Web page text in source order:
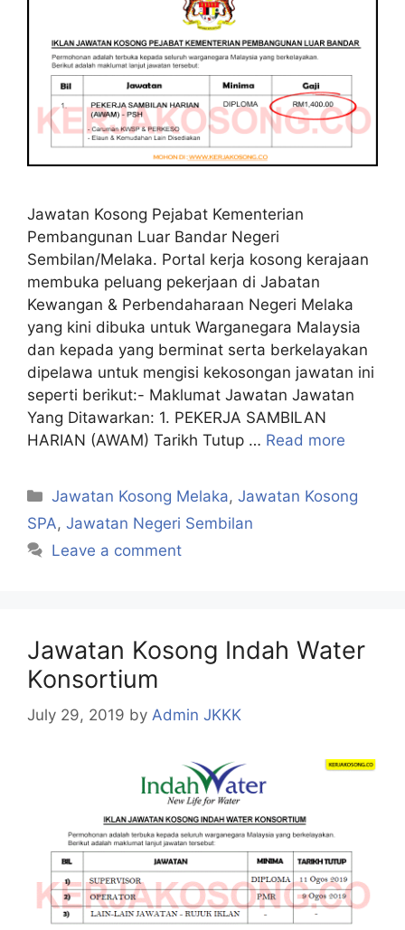
Jawatan Kosong Pejabat Kementerian
Pembangunan Luar Bandar Negeri
Sembilan/Melaka. Portal kerja kosong kerajaan
membuka peluang pekerjaan di Jabatan
Kewangan & Perbendaharaan Negeri Melaka
yang kini dibuka untuk Warganegara Malaysia
dan kepada yang berminat serta berkelayakan
dipelawa untuk mengisi kekosongan jawatan ini
seperti berikut:- Maklumat Jawatan Jawatan
Yang Ditawarkan: 1. PEKERJA SAMBILAN
HARIAN (AWAM) Tarikh Tutup … Read more
Categories
Jawatan Kosong Melaka,Jawatan Kosong
SPA, Jawatan Negeri Sembilan
Leave a comment
Jawatan Kosong Indah Water
Konsortium
July 29, 2019 by Admin JKKK